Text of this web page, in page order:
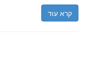
קרא עוד